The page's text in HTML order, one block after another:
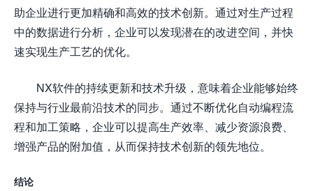
助企业进行更加精确和高效的技术创新。通过对生产过程
中的数据进行分析，企业可以发现潜在的改进空间，并快
速实现生产工艺的优化。
NX软件的持续更新和技术升级，意味着企业能够始终
保持与行业最前沿技术的同步。通过不断优化自动编程流
程和加工策略，企业可以提高生产效率、减少资源浪费、
增强产品的附加值，从而保持技术创新的领先地位。
结论